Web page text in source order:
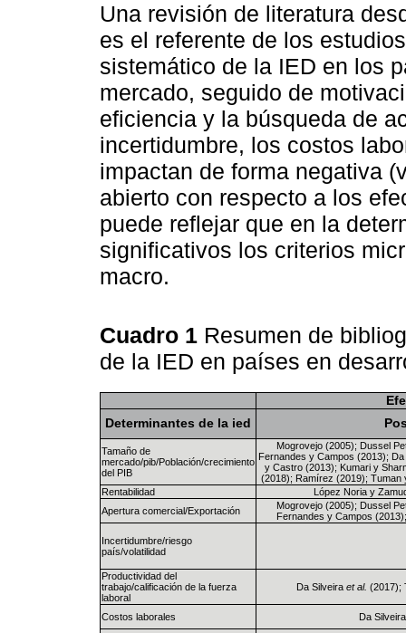
Una revisión de literatura
es el referente de los
sistemático de la IED en los
mercado, seguido de
eficiencia y la búsqueda de
incertidumbre, los costos
impactan de forma negativa
abierto con respecto a los
puede reflejar que en la
significativos los criterios
macro.
Cuadro 1 Resumen de
de la IED en países en
Determinantes de la ied
Tamaño de
mercado/pib/Población/crecimiento
del PIB
Mogrovejo (2005); Dussel
Fernandes y Campos (2013);
y Castro (2013); Kumari y
(2018); Ramírez (2019); Tuman
Rentabilidad
López Noria y
Apertura comercial/Exportación
Mogrovejo (2005); Dussel
Fernandes y Campos
Incertidumbre/riesgo
país/volatilidad
Productividad del
trabajo/calificación de la fuerza
laboral
Da Silveira et al. (2017);
Costos laborales Da